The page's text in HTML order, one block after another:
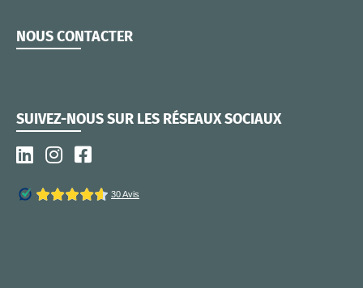
NOUS CONTACTER
SUIVEZ-NOUS SUR LES RÉSEAUX SOCIAUX